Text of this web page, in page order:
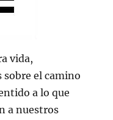
vida,
el camino
a lo que
a nuestros